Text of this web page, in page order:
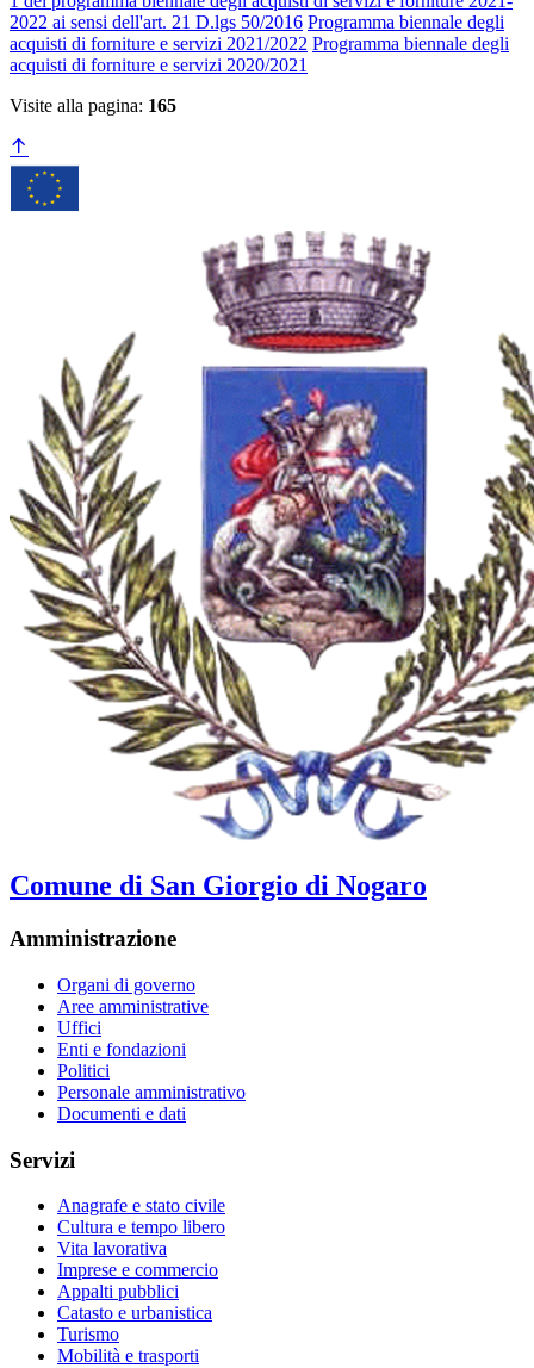
2022 ai sensi dell'art. 21 D.lgs 50/2016 Programma biennale degli
acquisti di forniture e servizi 2021/2022 Programma biennale degli
acquisti di forniture e servizi 2020/2021
Visite alla pagina: 165
Comune di San Giorgio di Nogaro
Amministrazione
Organi di governo
Aree amministrative
Uffici
Enti e fondazioni
Politici
Personale amministrativo
Documenti e dati
Servizi
Anagrafe e stato civile
Cultura e tempo libero
Vita lavorativa
Imprese e commercio
Appalti pubblici
Catasto e urbanistica
Turismo
Mobilità e trasporti